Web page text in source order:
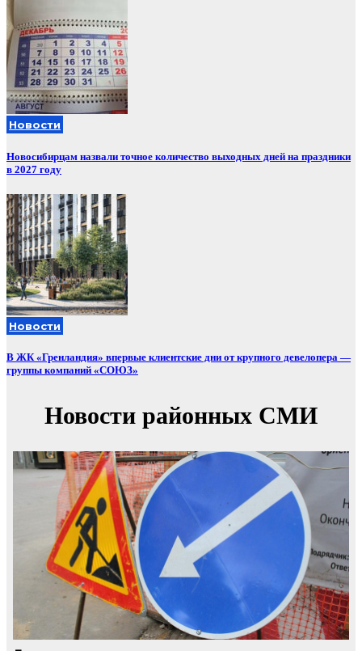
Новости
Новосибирцам назвали точное количество выходных дней на праздники
в 2027 году
Новости
В ЖК «Гренландия» впервые клиентские дни от крупного девелопера —
группы компаний «СОЮЗ»